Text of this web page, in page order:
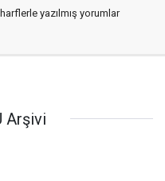
yazılmış yorumlar
Arşivi